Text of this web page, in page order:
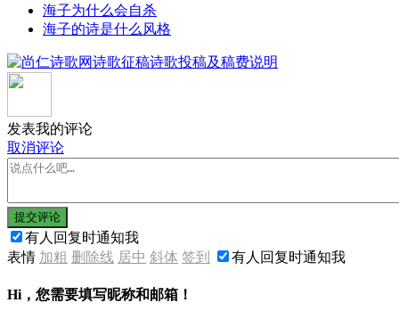
海子为什么会自杀
海子的诗是什么风格
发表我的评论
取消评论
提交评论
有人回复时通知我
表情 加粗 删除线 居中 斜体 签到 有人回复时通知我
Hi，您需要填写昵称和邮箱！